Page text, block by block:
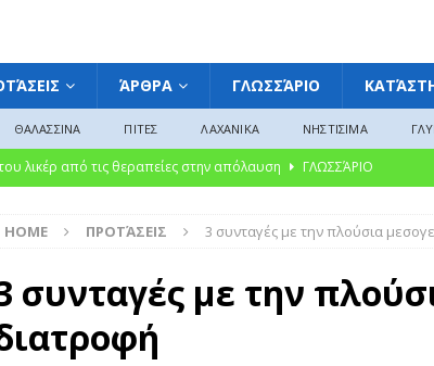
ΆΡΘΡΑ ΓΛΩΣΣΆΡΙΟ
ΘΑΛΑΣΣΙΝΑ ΠΙΤΕΣ ΛΑΧΑΝΙΚΑ ΝΗΣΤΙΣΙΜΑ
και η ακαταμάχητη γοητεία των μαρμελάδων: Από την αρχαία
κουταλιού : Γλυκές Παραδόσεις από την Ελλάδα, την Ευρώπη και
Ένα Ζεστό Κλασικό της Ελληνικής Κουζίνας Βουτηγμένο στην
HOME ΠΡΟΤΆΣΕΙΣ 3 συνταγές με την πλούσια
συνταγές με την